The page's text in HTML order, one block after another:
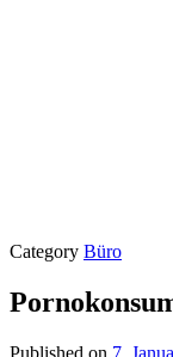
Category Büro
Published on 7.